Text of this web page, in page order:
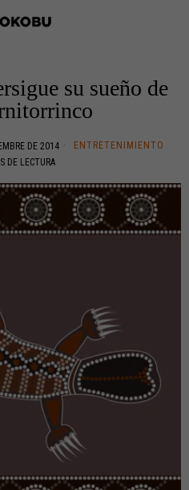
su sueño de
DE 2014
ENTRETENIMIENTO
DE LECTURA